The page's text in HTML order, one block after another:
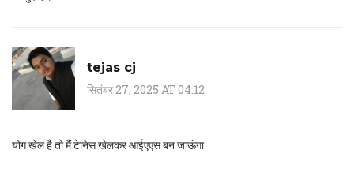
tejas cj
सितंबर 27, 2025 AT 04:12
योग खेल है तो मैं टेनिस खेलकर आईएएस बन जाऊंगा